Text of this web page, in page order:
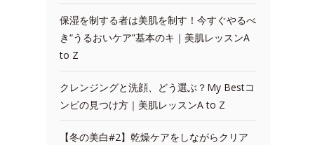
保湿を制する者は美肌を制す！今すぐやるべ
き“うるおいケア”基本のキ｜美肌レッスンA
to Z
クレンジングと洗顔、どう選ぶ？My Bestコ
ンビの見つけ方｜美肌レッスンA to Z
【冬の美白#2】乾燥ケアをしながらクリア